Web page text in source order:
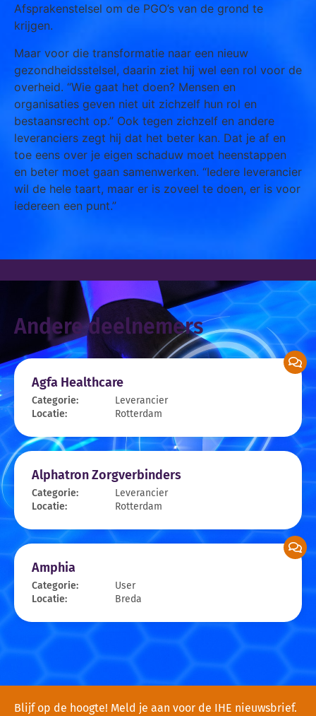
Afsprakenstelsel om de PGO’s van de grond te
krijgen.
Maar voor die transformatie naar een nieuw
gezondheidsstelsel, daarin ziet hij wel een rol voor de
overheid. “Wie gaat het doen? Mensen en
organisaties geven niet uit zichzelf hun rol en
bestaansrecht op.” Ook tegen zichzelf en andere
leveranciers zegt hij dat het beter kan. Dat je af en
toe eens over je eigen schaduw moet heenstappen
en beter moet gaan samenwerken. “Iedere leverancier
wil de hele taart, maar er is zoveel te doen, er is voor
iedereen een punt.”
Andere deelnemers
Agfa Healthcare
Categorie:
Leverancier
Locatie:
Rotterdam
Alphatron Zorgverbinders
Categorie:
Leverancier
Locatie:
Rotterdam
Amphia
Categorie:
User
Locatie:
Breda
Blijf op de hoogte! Meld je aan voor de IHE nieuwsbrief.